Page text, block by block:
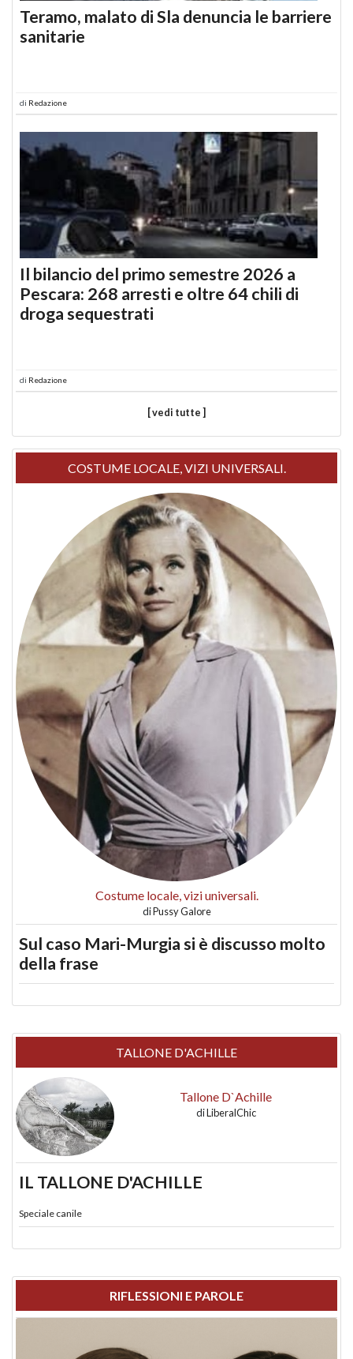
Teramo, malato di Sla denuncia le barriere
sanitarie
di Redazione
Il bilancio del primo semestre 2026 a
Pescara: 268 arresti e oltre 64 chili di
droga sequestrati
di Redazione
[ vedi tutte ]
COSTUME LOCALE, VIZI UNIVERSALI.
Costume locale, vizi universali.
diPussy Galore
Sul caso Mari-Murgia si è discusso molto
della frase
TALLONE D'ACHILLE
Tallone D`Achille
diLiberalChic
IL TALLONE D'ACHILLE
Speciale canile
RIFLESSIONI E PAROLE